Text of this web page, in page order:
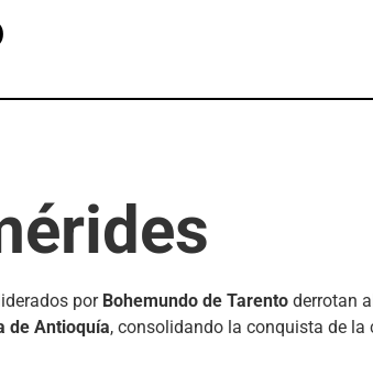
por Bohemundo de Tarento derrotan
de Antioquía, consolidando la conquista de la